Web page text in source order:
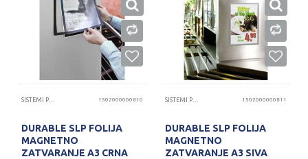
SISTEMI PREZENTACIJA 1502000000810
DURABLE SLP FOLIJA
MAGNETNO
ZATVARANJE A3 CRNA
SISTEMI PREZENTACIJA 1502000000811
DURABLE SLP FOLIJA
MAGNETNO
ZATVARANJE A3 SIVA